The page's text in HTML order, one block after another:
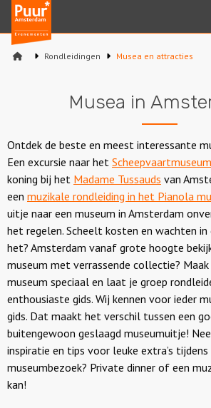
Puur*
Amsterdam
bedrijfsuitjes
Arrangementen
Sport en spel
Workshops
Rondleidingen
Locaties
Feesten
Over ons
Rondleidingen Musea en attracties
Musea in
Ontdek de beste en meest interessante
Een excursie naar het Scheepvaartmuseum
koning bij het Madame Tussauds van
een muzikale rondleiding in het Pianola
uitje naar een museum in Amsterdam
het regelen. Scheelt kosten en wachten
het? Amsterdam vanaf grote hoogte
museum met verrassende collectie?
museum speciaal en laat je groep
enthousiaste gids. Wij kennen voor ieder
gids. Dat maakt het verschil tussen een
buitengewoon geslaagd museumuitje!
inspiratie en tips voor leuke extra’s
museumbezoek? Private dinner of een
kan!